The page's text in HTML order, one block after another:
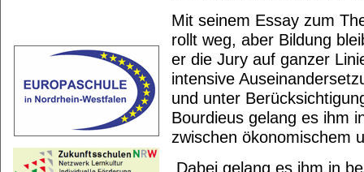
Mit seinem Essay zum
rollt weg, aber Bildung
er die Jury auf ganzer
intensive
und unter
Bourdieus gelang es ihm
zwischen ökonomischem
Dabei gelang es ihm in